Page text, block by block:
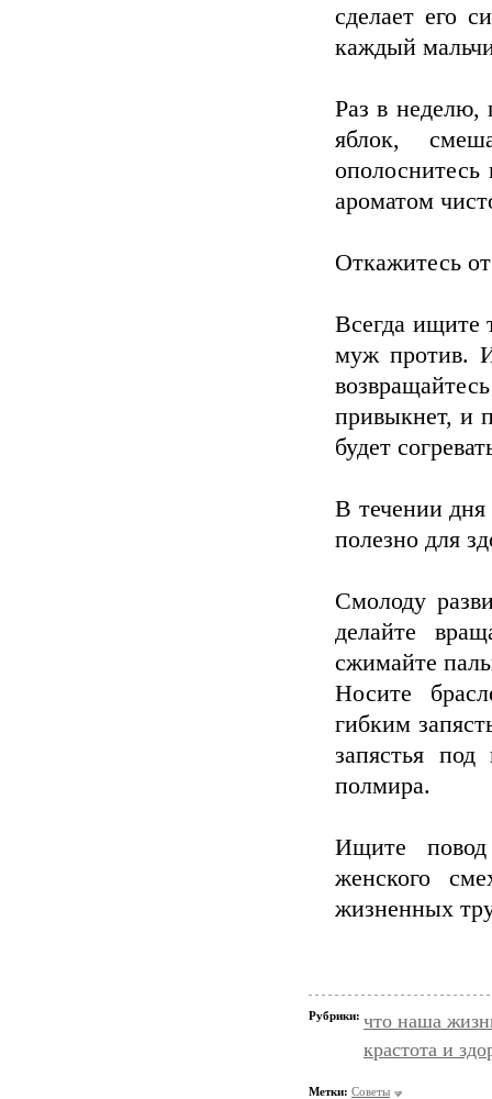
сделает его
каждый
Раз в неделю,
яблок,
ароматом
Откажитесь
Всегда ищите
муж против.
привыкнет, и
будет
В течении
полезно для
Смолоду
делайте
сжимайте
Носите
гибким
запястья
полмира.
Ищите
женского
жизненных
Рубрики: что наша
крастота и
Метки: Советы